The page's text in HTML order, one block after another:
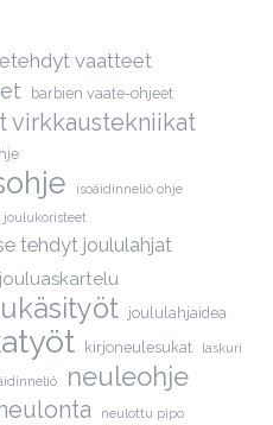
vaatteet
barbien vaate-ohjeet
virkkaustekniikat
isoäidinneliö ohje
tehdyt joululahjat
jouluaskartelu
joululahjaidea
kirjoneulesukat laskuri
neuleohje
neulottu pipo